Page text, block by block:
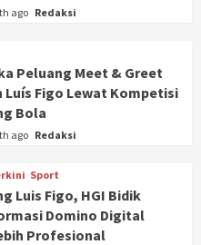
ago Redaksi
Peluang Meet & Greet
Luís Figo Lewat Kompetisi
Bola
ago Redaksi
Sport
Luis Figo, HGI Bidik
Domino Digital
Profesional